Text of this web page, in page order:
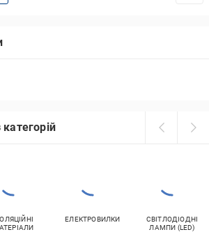
ЕЛЕКТРОВИЛКИ
СВІТЛОДІОДНІ
ЛАМПИ (LED)